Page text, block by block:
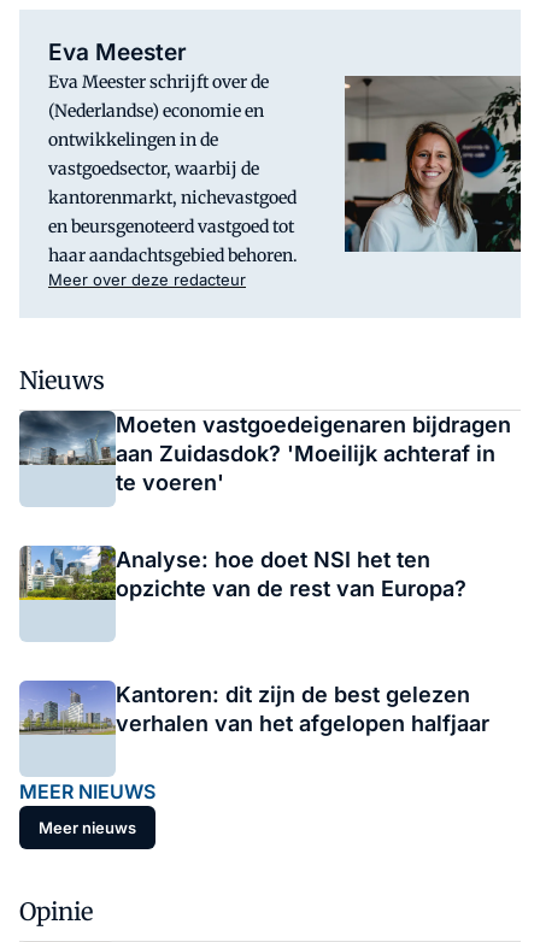
Eva Meester
Eva Meester schrijft over de
(Nederlandse) economie en
ontwikkelingen in de
vastgoedsector, waarbij de
kantorenmarkt, nichevastgoed
en beursgenoteerd vastgoed tot
haar aandachtsgebied behoren.
Meer over deze redacteur
Nieuws
Moeten vastgoedeigenaren bijdragen
aan Zuidasdok? 'Moeilijk achteraf in
te voeren'
Analyse: hoe doet NSI het ten
opzichte van de rest van Europa?
Kantoren: dit zijn de best gelezen
verhalen van het afgelopen halfjaar
MEER NIEUWS
Meer nieuws
Opinie